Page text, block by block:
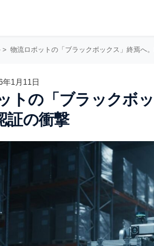
> 物流ロボットの「ブラックボックス」終焉へ
年1月11日
トの「ブラックボ
証の衝撃